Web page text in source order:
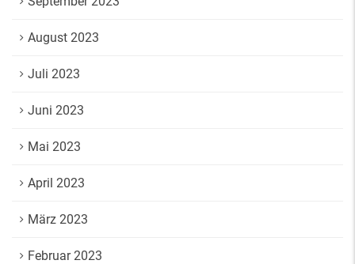
August 2023
Juli 2023
Juni 2023
Mai 2023
April 2023
März 2023
Februar 2023